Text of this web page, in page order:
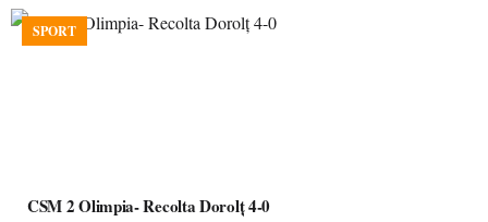
SPORT
CSM 2 Olimpia- Recolta Dorolț 4-0